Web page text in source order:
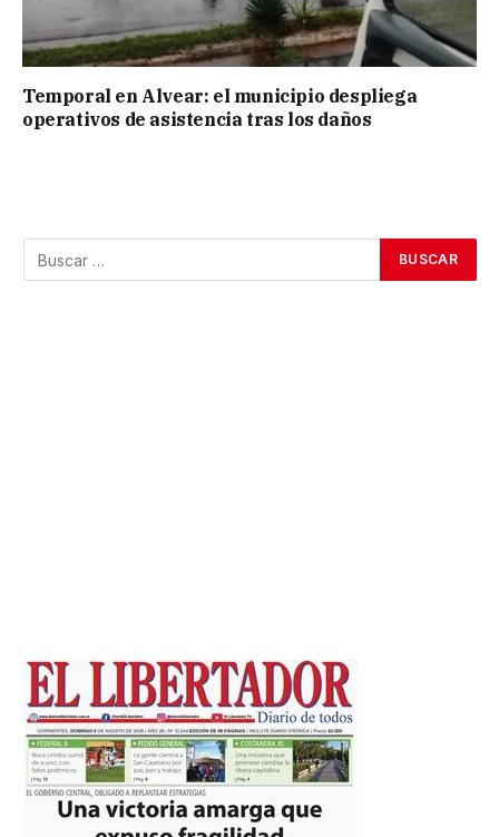
Temporal en Alvear: el municipio despliega
operativos de asistencia tras los daños